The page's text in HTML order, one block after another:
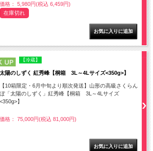
価格： 5,980円(税込 6,459円)
在庫切れ
PICK UP
【冷蔵】
太陽のしずく 紅秀峰【桐箱 3L～4Lサイズ<350g>】
【10箱限定・6月中旬より順次発送】山形の高級さくらん
ぼ「太陽のしずく」紅秀峰【桐箱 3L～4Lサイズ
<350g>】
価格： 75,000円(税込 81,000円)